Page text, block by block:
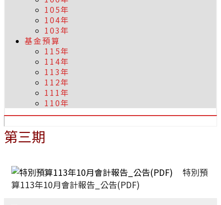
105年
104年
103年
基金預算
115年
114年
113年
112年
111年
110年
第三期
特別預
算113年10月會計報告_公告(PDF)